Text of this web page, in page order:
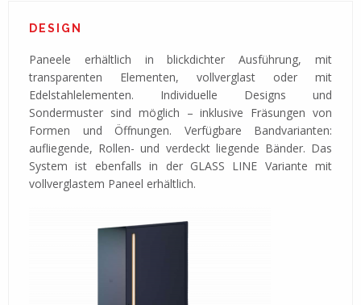
DESIGN
Paneele erhältlich in blickdichter Ausführung, mit
transparenten Elementen, vollverglast oder mit
Edelstahlelementen. Individuelle Designs und
Sondermuster sind möglich – inklusive Fräsungen von
Formen und Öffnungen. Verfügbare Bandvarianten:
aufliegende, Rollen- und verdeckt liegende Bänder. Das
System ist ebenfalls in der GLASS LINE Variante mit
vollverglastem Paneel erhältlich.